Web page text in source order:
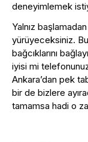
deneyimlemek
Yalnız
yürüyeceksiniz. Bu
bağcıklarını
iyisi mi
Ankara’dan pek
bir de bizlere
tamamsa hadi o